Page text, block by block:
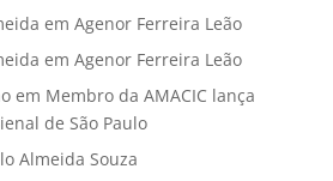
em Agenor Ferreira Leão
em Agenor Ferreira Leão
em Membro da AMACIC lança
de São Paulo
Almeida Souza